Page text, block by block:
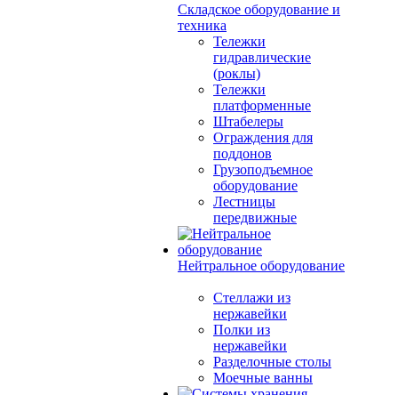
Складское оборудование и
техника
Тележки
гидравлические
(роклы)
Тележки
платформенные
Штабелеры
Ограждения для
поддонов
Грузоподъемное
оборудование
Лестницы
передвижные
Нейтральное оборудование
Стеллажи из
нержавейки
Полки из
нержавейки
Разделочные столы
Моечные ванны